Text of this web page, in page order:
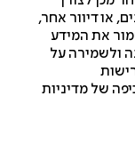
אחר,
המידע
על
מדיניות